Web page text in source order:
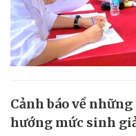
Cảnh báo về
hướng mức sinh